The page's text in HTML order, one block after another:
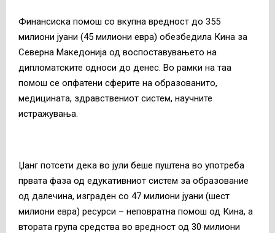
Финансиска помош со вкупна вредност до 355
милиони јуани (45 милиони евра) обезбедила Кина за
Северна Македонија од воспоставувањето на
дипломатските односи до денес. Во рамки на таа
помош се опфатени сферите на образованито,
медицината, здравствениот систем, научните
истражувања.
Џанг потсети дека во јули беше пуштена во употреба
првата фаза од едукативниот систем за образование
од далечина, изграден со 47 милиони јуани (шест
милиони евра) ресурси – неповратна помош од Кина, а
втората група средства во вредност од 30 милиони